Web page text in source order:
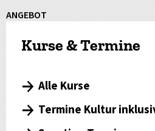
ANGEBOT
Kurse & Termine
Alle Kurse
Termine Kultur